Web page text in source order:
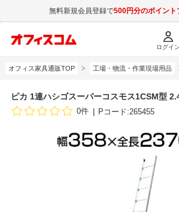
無料新規会員登録で500円分のポイント
ログイン
オフィス家具通販TOP 工場・物流・作業現場用品
ピカ 1連ハシゴスーパーコスモス1CSM型
0件 Pコード:265455